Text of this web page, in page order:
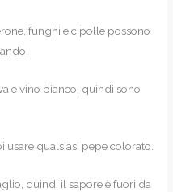
funghi e cipolle possono
e vino bianco, quindi sono
usare qualsiasi pepe colorato.
quindi il sapore è fuori da